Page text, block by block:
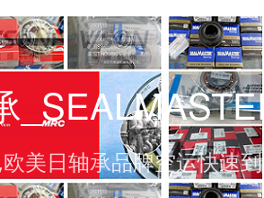
美日轴承品牌空运快速